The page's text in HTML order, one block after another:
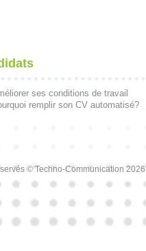
ses conditions de travail
remplir son CV automatisé?
© Techno-Communication 2026